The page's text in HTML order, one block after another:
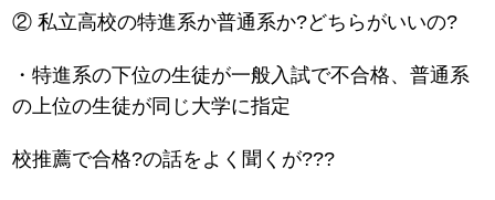
② 私立高校の特進系か普通系か?どちらがいいの?
・特進系の下位の生徒が一般入試で不合格、普通系
の上位の生徒が同じ大学に指定
校推薦で合格?の話をよく聞くが???